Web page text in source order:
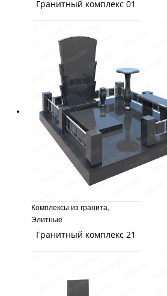
Гранитный комплекс 01
Комплексы из гранита,
Элитные
Гранитный комплекс 21